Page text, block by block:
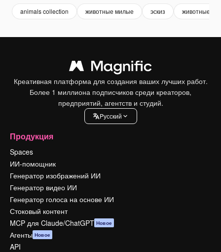
animals collection животные милые эскиз животные
Креативная платформа для создания ваших лучших работ.
Более 1 миллиона подписчиков среди креаторов,
предприятий, агентств и студий.
Pусский
Продукция
Spaces
ИИ-помощник
Генератор изображений ИИ
Генератор видео ИИ
Генератор голоса на основе ИИ
Стоковый контент
MCP для Claude/ChatGPT Новое
Агенты Новое
API